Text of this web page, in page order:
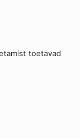
toetavad